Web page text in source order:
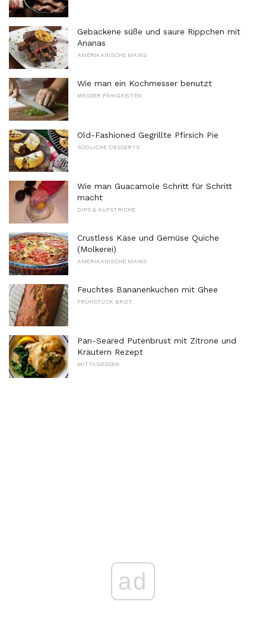
Gebackene süße und saure Rippchen mit
Ananas
AMERIKANISCHE MAINS
Wie man ein Kochmesser benutzt
MESSER FÄHIGKEITEN
Old-Fashioned Gegrillte Pfirsich Pie
SÜDLICHE DESSERTS
Wie man Guacamole Schritt für Schritt
macht
DIPS & AUFSTRICHE
Crustless Käse und Gemüse Quiche
(Molkerei)
AMERIKANISCHE MAINS
Feuchtes Bananenkuchen mit Ghee
FRÜHSTÜCK BROT
Pan-Seared Putenbrust mit Zitrone und
Kräutern Rezept
MITTAGESSEN
ad